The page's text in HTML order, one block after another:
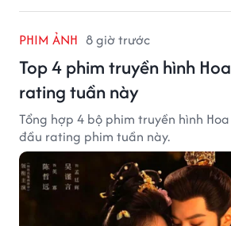
PHIM ẢNH 8 giờ trước
Top 4 phim truyền hình
rating tuần này
Tổng hợp 4 bộ phim truyền hình
đầu rating phim tuần này.